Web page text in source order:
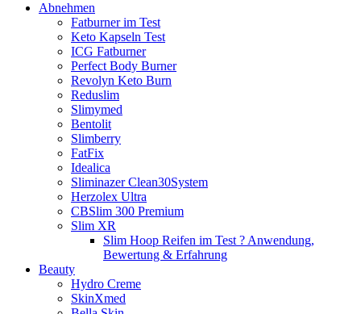
Abnehmen
Fatburner im Test
Keto Kapseln Test
ICG Fatburner
Perfect Body Burner
Revolyn Keto Burn
Reduslim
Slimymed
Bentolit
Slimberry
FatFix
Idealica
Sliminazer Clean30System
Herzolex Ultra
CBSlim 300 Premium
Slim XR
Slim Hoop Reifen im Test ? Anwendung,
Bewertung & Erfahrung
Beauty
Hydro Creme
SkinXmed